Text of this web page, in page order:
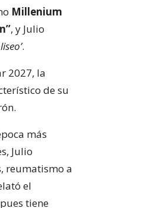
Millenium
, y Julio
.
2027, la
de su
más
Julio
reumatismo a
el
tiene